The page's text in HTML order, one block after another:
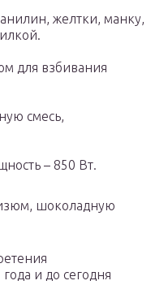
желтки, манку,
для взбивания
смесь,
– 850 Вт.
шоколадную
и до сегодня